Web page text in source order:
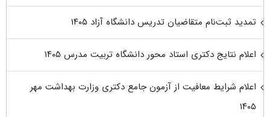
تمدید ثبت‌نام متقاضیان تدریس دانشگاه آزاد ۱۴۰۵
اعلام نتایج دکتری استاد محور دانشگاه تربیت مدرس ۱۴۰۵
اعلام شرایط معافیت از آزمون جامع دکتری وزارت بهداشت مهر
۱۴۰۵